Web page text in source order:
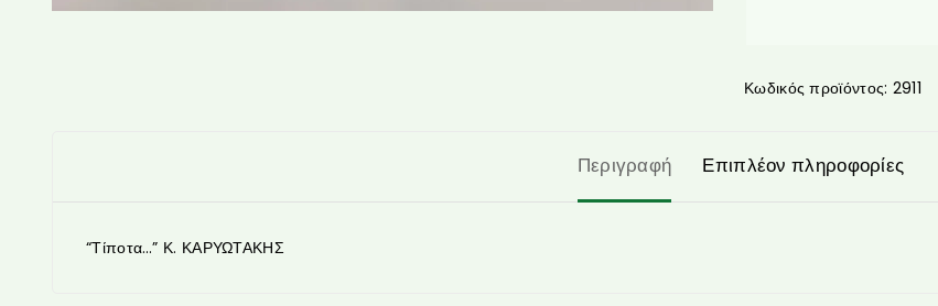
Κωδικός προϊόντος: 2911
Περιγραφή Επιπλέον πληροφορίες
“Τίποτα…” Κ. ΚΑΡΥΩΤΑΚΗΣ